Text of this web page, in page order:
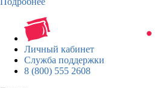
Личный кабинет
Служба поддержки
8 (800) 555 2608